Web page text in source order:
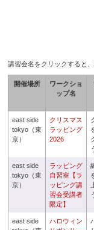
講習会名をクリックすると
開催場所
ワークショ
ップ名
east side
tokyo（東
京）
クリスマス
ラッピング
2026
east side
tokyo（東
京）
ラッピング
自習室【ラ
ッピング講
習会受講者
限定】
east side
ハロウィン